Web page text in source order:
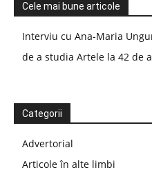
Cele mai bune articole
Interviu cu Ana-Maria
de a studia Artele la 42 de
Categorii
Advertorial
Articole în alte limbi